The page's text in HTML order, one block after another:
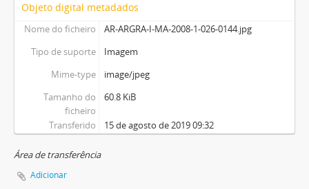
Objeto digital metadados
Nome do ficheiro
AR-ARGRA-I-MA-2008-1-026-0144.jpg
Tipo de suporte
Imagem
Mime-type
image/jpeg
Tamanho do
ficheiro
60.8 KiB
Transferido 15 de agosto de 2019 09:32
Área de transferência
Adicionar